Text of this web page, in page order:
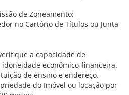
de Zoneamento;
no Cartório de Títulos ou Junta
a capacidade de
econômico-financeira.
de ensino e endereço.
do Imóvel ou locação por